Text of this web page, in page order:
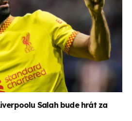
Salah bude hrát za